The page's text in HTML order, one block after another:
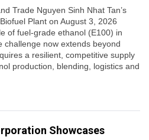
Trade Nguyen Sinh Nhat Tan’s
Plant on August 3, 2026
of fuel-grade ethanol (E100) in
challenge now extends beyond
a resilient, competitive supply
production, blending, logistics and
Showcases